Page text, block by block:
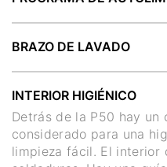
BRAZO DE LAVADO
INTERIOR HIGIÉNICO
Detrás de la P50 hay un
considerado para una
limpieza fácil. El interior